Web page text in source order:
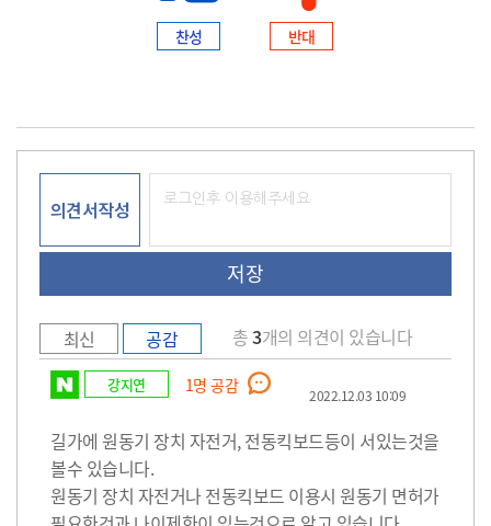
찬성 반대
의견서작성
최신 공감 총3개의 의견이 있습니다
강지연 1명 공감 2022.12.03 10:09
길가에 원동기 장치 자전거, 전동킥보드등이 서있는것을
볼수 있습니다.
원동기 장치 자전거나 전동킥보드 이용시 원동기 면허가